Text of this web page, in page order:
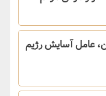
عامل آسایش رژیم